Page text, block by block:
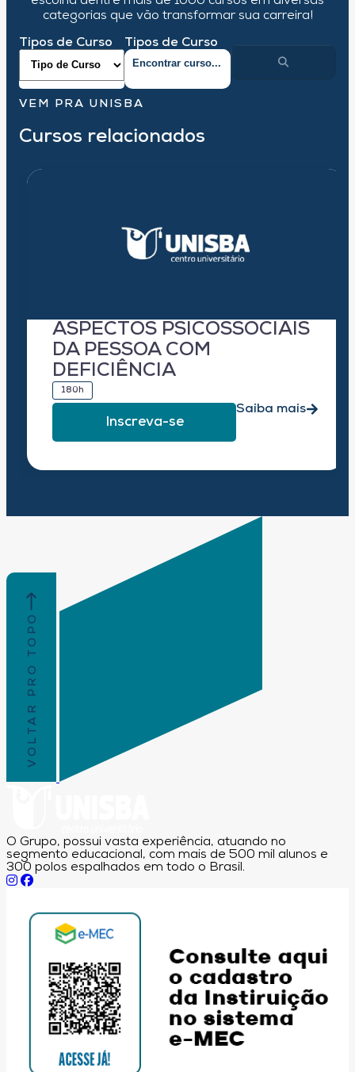
categorias que vão transformar sua carreira!
Tipos de Curso Tipos de Curso
VEM PRA UNISBA
Cursos relacionados
ASPECTOS PSICOSSOCIAIS
DA PESSOA COM
DEFICIÊNCIA
180h
Inscreva-se
Saiba mais
VOLTAR PRO TOPO
O Grupo, possui vasta experiência, atuando no
segmento educacional, com mais de 500 mil alunos e
300 polos espalhados em todo o Brasil.